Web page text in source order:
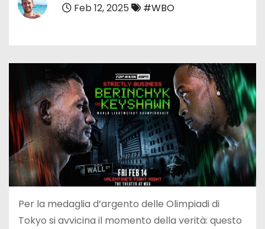
Feb 12, 2025 #WBO
Per la medaglia d’argento delle Olimpiadi di
Tokyo si avvicina il momento della verità: questo